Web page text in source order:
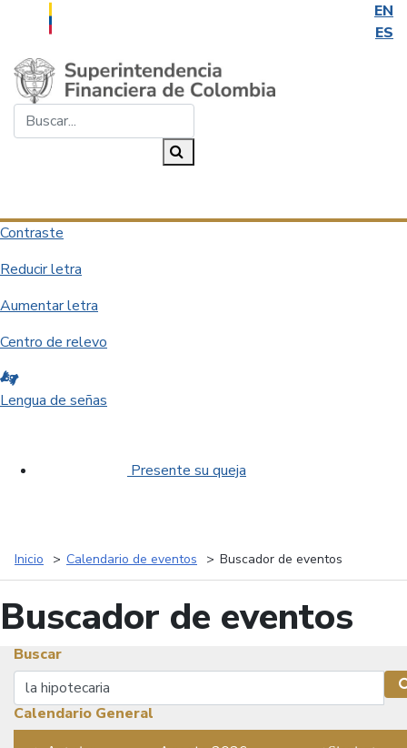
EN
ES
Saltar al contenido principal
Contraste
Reducir letra
Aumentar letra
Centro de relevo
Lengua de señas
Presente su queja
Inicio Calendario de eventos Buscador de eventos
Buscador de eventos
Buscar
Buscar
Calendario General